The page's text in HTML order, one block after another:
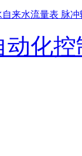
来水流量表 脉冲
化